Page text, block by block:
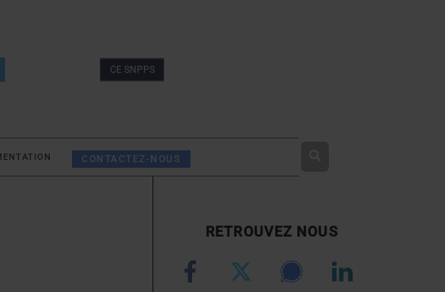
CONTACTEZ-NOUS
CE SNPPS
RETROUVEZ NOUS